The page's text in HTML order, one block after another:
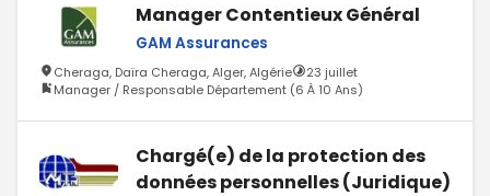
Manager Contentieux Général
GAM Assurances
Cheraga, Daïra Cheraga, Alger, Algérie
23 juillet
Manager / Responsable Département (6 À 10 Ans)
Chargé(e) de la protection des
données personnelles (Juridique)